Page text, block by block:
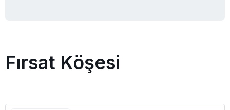
Fırsat Köşesi